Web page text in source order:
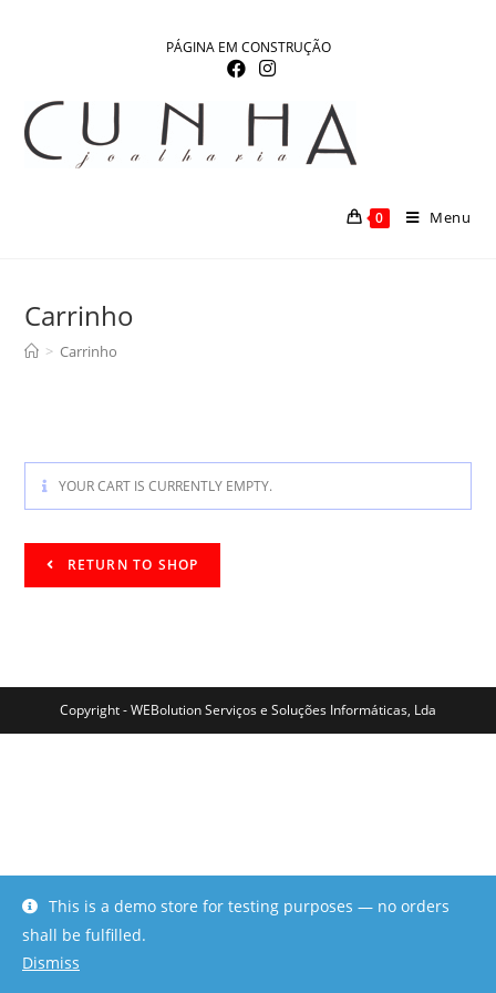
PÁGINA EM CONSTRUÇÃO
0 Menu
Carrinho
> Carrinho
YOUR CART IS CURRENTLY EMPTY.
RETURN TO SHOP
Copyright - WEBolution Serviços e Soluções Informáticas, Lda
This is a demo store for testing purposes — no orders
shall be fulfilled.
Dismiss